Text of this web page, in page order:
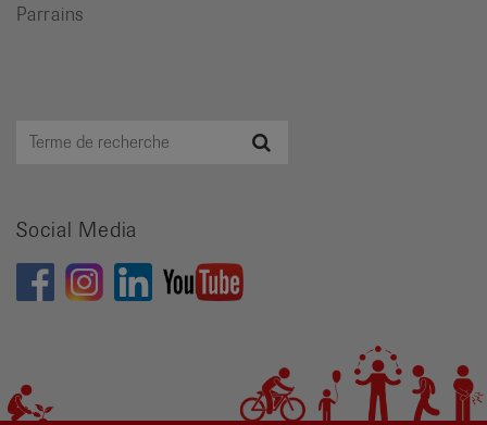
Parrains
Terme
Social Media